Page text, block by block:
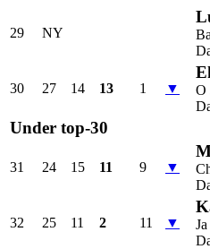
29 NY
30 27 14 13 1 ▼
O
Under top-30
31 24 15 11 9 ▼
32 25 11 2 11 ▼